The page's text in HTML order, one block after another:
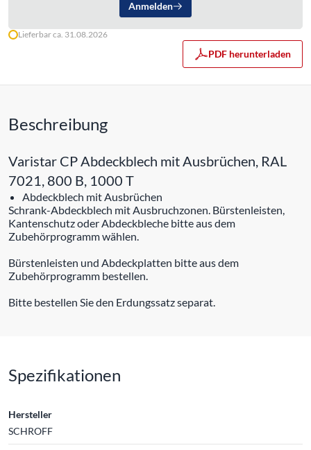
Anmelden
Lieferbar ca. 31.08.2026
PDF herunterladen
Beschreibung
Varistar CP Abdeckblech mit Ausbrüchen, RAL
7021, 800 B, 1000 T
Abdeckblech mit Ausbrüchen
Schrank-Abdeckblech mit Ausbruchzonen. Bürstenleisten,
Kantenschutz oder Abdeckbleche bitte aus dem
Zubehörprogramm wählen.
Bürstenleisten und Abdeckplatten bitte aus dem
Zubehörprogramm bestellen.
Bitte bestellen Sie den Erdungssatz separat.
Spezifikationen
Hersteller
SCHROFF